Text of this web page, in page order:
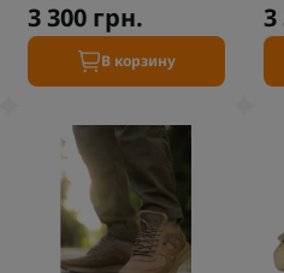
3 300 грн.
В корзину
3